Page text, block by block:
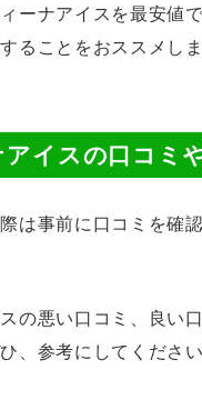
ーナアイスを最安値
ることをおススメしま
イスの口コミ
は事前に口コミを確
の悪い口コミ、良い
、参考にしてください